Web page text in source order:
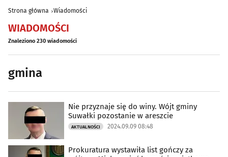
Strona główna Wiadomości
WIADOMOŚCI
Znaleziono 230 wiadomości
gmina
Nie przyznaje się do winy. Wójt gminy
Suwałki pozostanie w areszcie
AKTUALNOŚCI 2024.09.09 08:48
Prokuratura wystawiła list gończy za